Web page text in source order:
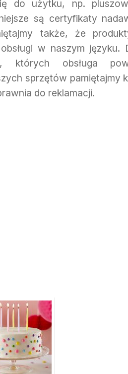
do użytku, np.
są certyfikaty
także, że
w naszym języku.
których obsługa
sprzętów pamiętajmy
do reklamacji.